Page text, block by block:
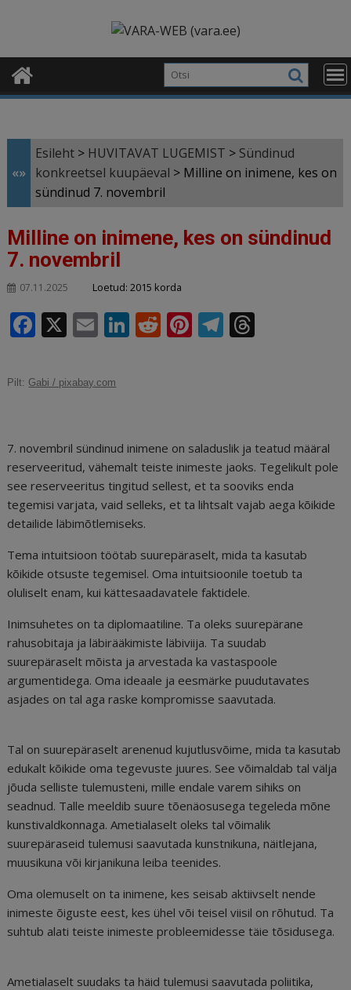
«»
Esileht > HUVITAVAT LUGEMIST > Sündinud
konkreetsel kuupäeval > Milline on inimene, kes on
sündinud 7. novembril
Milline on inimene, kes on sündinud
7. novembril
07.11.2025 Loetud: 2015 korda
F
c
o
o
k
X E
ai
Li
n
R Pi
st
T
m d
s
Pilt: Gabi / pixabay.com
7. novembril sündinud inimene on saladuslik ja teatud määral
reserveeritud, vähemalt teiste inimeste jaoks. Tegelikult pole
see reserveeritus tingitud sellest, et ta sooviks enda
tegemisi varjata, vaid selleks, et ta lihtsalt vajab aega kõikide
detailide läbimõtlemiseks.
Tema intuitsioon töötab suurepäraselt, mida ta kasutab
kõikide otsuste tegemisel. Oma intuitsioonile toetub ta
oluliselt enam, kui kättesaadavatele faktidele.
Inimsuhetes on ta diplomaatiline. Ta oleks suurepärane
rahusobitaja ja läbirääkimiste läbiviija. Ta suudab
suurepäraselt mõista ja arvestada ka vastaspoole
argumentidega. Oma ideaale ja eesmärke puudutavates
asjades on tal aga raske kompromisse saavutada.
Tal on suurepäraselt arenenud kujutlusvõime, mida ta kasutab
edukalt kõikide oma tegevuste juures. See võimaldab tal välja
jõuda selliste tulemusteni, mille endale varem sihiks on
seadnud. Talle meeldib suure tõenäosusega tegeleda mõne
kunstivaldkonnaga. Ametialaselt oleks tal võimalik
suurepäraseid tulemusi saavutada kunstnikuna, näitlejana,
muusikuna või kirjanikuna leiba teenides.
Oma olemuselt on ta inimene, kes seisab aktiivselt nende
inimeste õiguste eest, kes ühel või teisel viisil on rõhutud. Ta
suhtub alati teiste inimeste probleemidesse täie tõsidusega.
Ametialaselt suudaks ta häid tulemusi saavutada poliitika,